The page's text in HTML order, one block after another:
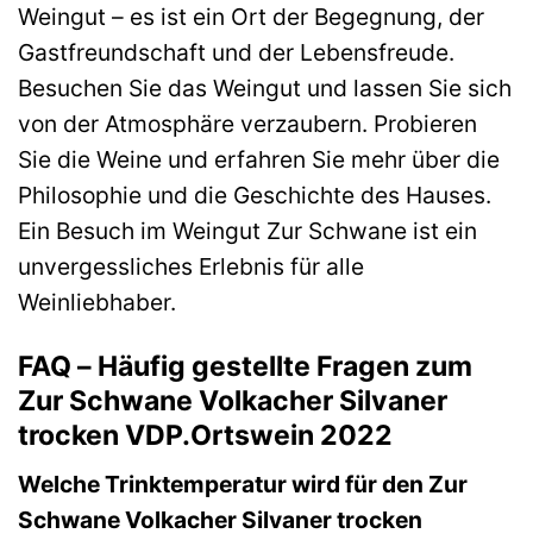
Weingut – es ist ein Ort der Begegnung, der
Gastfreundschaft und der Lebensfreude.
Besuchen Sie das Weingut und lassen Sie sich
von der Atmosphäre verzaubern. Probieren
Sie die Weine und erfahren Sie mehr über die
Philosophie und die Geschichte des Hauses.
Ein Besuch im Weingut Zur Schwane ist ein
unvergessliches Erlebnis für alle
Weinliebhaber.
FAQ – Häufig gestellte Fragen zum
Zur Schwane Volkacher Silvaner
trocken VDP.Ortswein 2022
Welche Trinktemperatur wird für den Zur
Schwane Volkacher Silvaner trocken